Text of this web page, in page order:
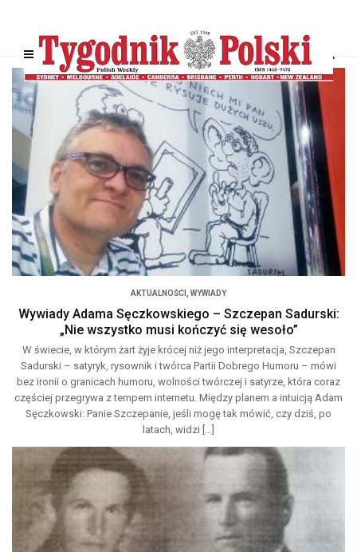
AKTUALNOŚCI , WYWIADY
Wywiady Adama Sęczkowskiego – Szczepan Sadurski:
„Nie wszystko musi kończyć się wesoło”
W świecie, w którym żart żyje krócej niż jego interpretacja, Szczepan
Sadurski – satyryk, rysownik i twórca Partii Dobrego Humoru – mówi
bez ironii o granicach humoru, wolności twórczej i satyrze, która coraz
częściej przegrywa z tempem internetu. Między planem a intuicją Adam
Sęczkowski: Panie Szczepanie, jeśli mogę tak mówić, czy dziś, po
latach, widzi […]